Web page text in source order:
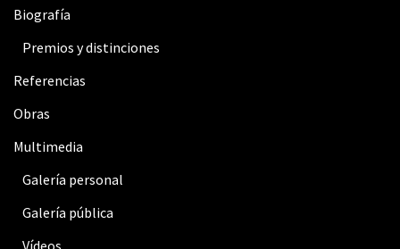
Biografía
Premios y distinciones
Referencias
Obras
Multimedia
Galería personal
Galería pública
Vídeos